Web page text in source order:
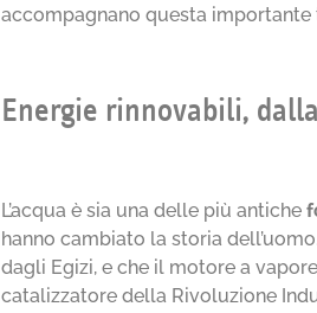
accompagnano questa importante
Energie rinnovabili,
L’acqua è sia una delle più antiche
hanno cambiato la storia
dagli Egizi, e che il motore a
catalizzatore della Rivoluzione